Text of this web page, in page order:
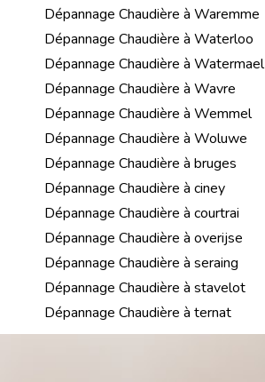
Dépannage Chaudière à Waremme
Dépannage Chaudière à Waterloo
Dépannage Chaudière à Watermael
Dépannage Chaudière à Wavre
Dépannage Chaudière à Wemmel
Dépannage Chaudière à Woluwe
Dépannage Chaudière à bruges
Dépannage Chaudière à ciney
Dépannage Chaudière à courtrai
Dépannage Chaudière à overijse
Dépannage Chaudière à seraing
Dépannage Chaudière à stavelot
Dépannage Chaudière à ternat